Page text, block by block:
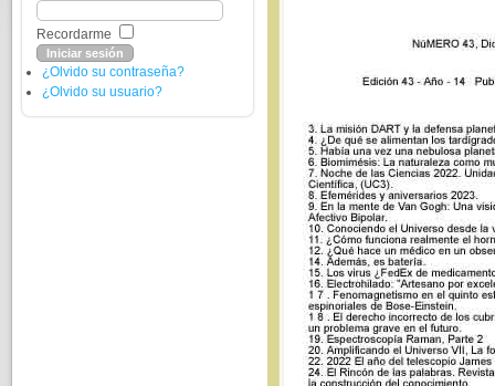
Recordarme
¿Olvido su contraseña?
¿Olvido su usuario?